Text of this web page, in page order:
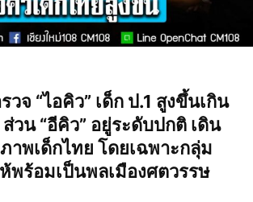
วจ “ไอคิว” เด็ก ป.1 สูงขึ้นเกิน
วน “อีคิว” อยู่ระดับปกติ เดิน
าพเด็กไทย โดยเฉพาะกลุ่ม
พร้อมเป็นพลเมืองศตวรรษ